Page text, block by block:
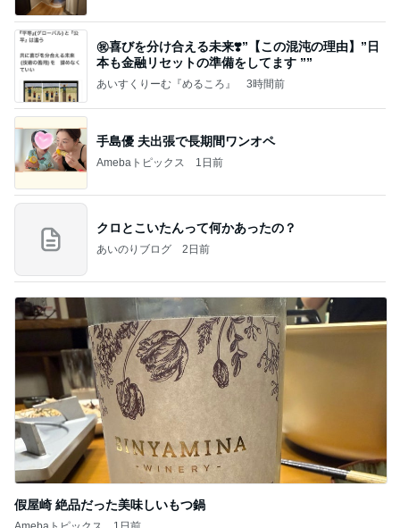
㊗️喜びを分け合える未来❣️”【この混沌の理由】”⽇
本も⾦融リセットの準備をしてます ””
あいすくりーむ『めるころ』 3時間前
手島優 夫出張で長期間ワンオペ
Amebaトピックス 1日前
クロとこいたんって何かあったの？
あいのりブログ 2日前
假屋崎 絶品だった美味しいもつ鍋